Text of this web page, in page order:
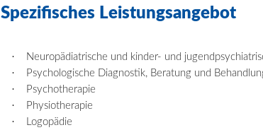
Spezifisches Leistungsangebot
· Neuropädiatrische und kinder- und
· Psychologische Diagnostik, Beratung und
· Psychotherapie
· Physiotherapie
· Logopädie